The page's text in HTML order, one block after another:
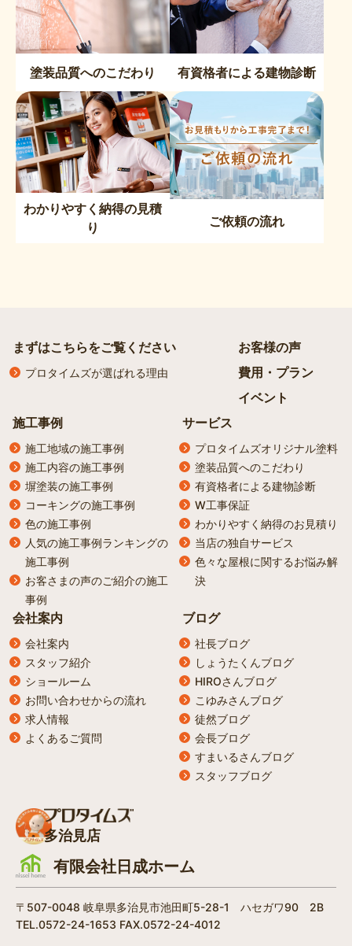
塗装品質へのこだわり 有資格者による建物診断
わかりやすく納得の見積
り
ご依頼の流れ
まずはこちらをご覧ください
プロタイムズが選ばれる理由
お客様の声
費用・プラン
イベント
施工事例
施工地域の施工事例
施工内容の施工事例
塀塗装の施工事例
コーキングの施工事例
色の施工事例
人気の施工事例ランキングの
施工事例
お客さまの声のご紹介の施工
事例
サービス
プロタイムズオリジナル塗料
塗装品質へのこだわり
有資格者による建物診断
W工事保証
わかりやすく納得のお見積り
当店の独自サービス
色々な屋根に関するお悩み解
決
会社案内
会社案内
スタッフ紹介
ショールーム
お問い合わせからの流れ
求人情報
よくあるご質問
ブログ
社長ブログ
しょうたくんブログ
HIROさんブログ
こゆみさんブログ
徒然ブログ
会長ブログ
すまいるさんブログ
スタッフブログ
多治見店
有限会社日成ホーム
〒507-0048 岐阜県多治見市池田町5-28-1 ハセガワ90 2B
TEL.0572-24-1653 FAX.0572-24-4012